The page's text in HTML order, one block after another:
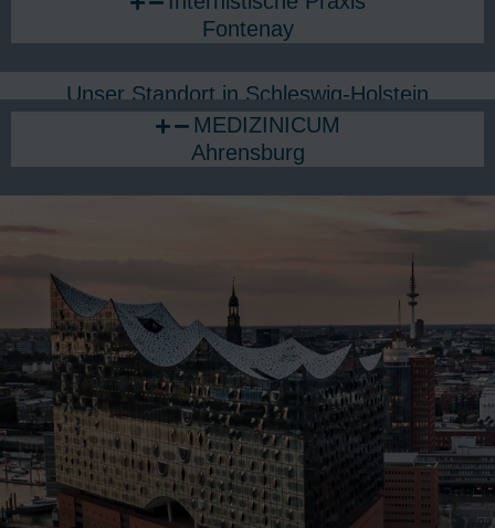
Fontenay
Unser Standort in Schleswig-Holstein
MEDIZINICUM
Ahrensburg